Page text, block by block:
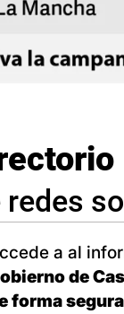
redes
a al
de
forma